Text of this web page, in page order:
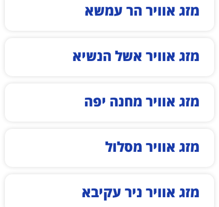
מזג אוויר הר עמשא
מזג אוויר אשל הנשיא
מזג אוויר מחנה יפה
מזג אוויר מסלול
מזג אוויר ניר עקיבא